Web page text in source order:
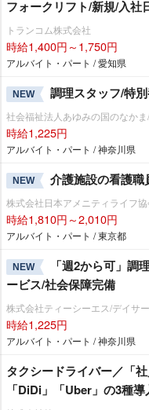
フォークリフト/新規/入社
トランコム株式会社
時給1,400円～1,750円
アルバイト・パート / 愛知県
NEW 調理スタッフ/特
社会福祉法人あゆみの国のなか
時給1,225円
アルバイト・パート / 神奈川県
NEW 介護施設の看護
株式会社日本アメニティライフ協
時給1,810円～2,010円
アルバイト・パート / 東京都
NEW
「週2から可」調
ービス/社会保障完備
株式会社ティーシーエス/デイサ
時給1,225円
アルバイト・パート / 神奈川県
タクシードライバー／「
「DiDi」「Uber」の3種